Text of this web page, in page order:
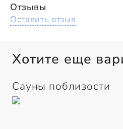
Отзывы
Оставить отзыв
Хотите еще
Сауны поблизости